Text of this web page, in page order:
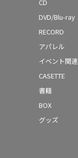
CD
DVD/Blu-ray
RECORD
アパレル
イベント関連
CASETTE
書籍
BOX
グッズ